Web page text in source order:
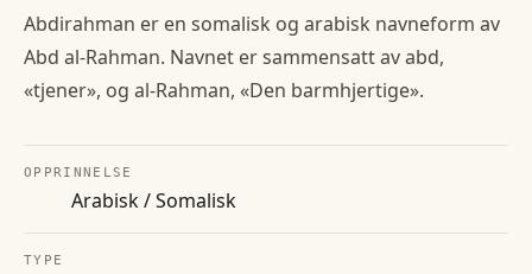
Abdirahman er en somalisk og arabisk navneform av
Abd al-Rahman. Navnet er sammensatt av abd,
«tjener», og al-Rahman, «Den barmhjertige».
OPPRINNELSE
Arabisk / Somalisk
TYPE